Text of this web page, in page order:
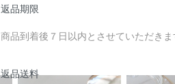
返品期限
商品到着後７日以内とさせていただきま
返品送料